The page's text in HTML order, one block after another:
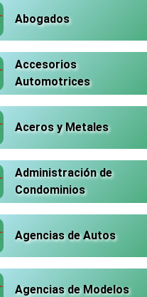
Abogados
Accesorios
Automotrices
Aceros y Metales
Administración de
Condominios
Agencias de Autos
Agencias de Modelos